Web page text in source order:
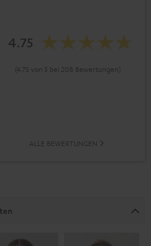
4.75
(4.75 von 5 bei 208 Bewertungen)
ALLE BEWERTUNGEN